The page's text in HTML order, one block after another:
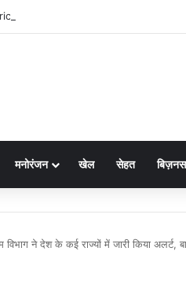
मनोरंजन खेल सेहत बिज़नस
ने देश के कई राज्यों में जारी किया अलर्ट,